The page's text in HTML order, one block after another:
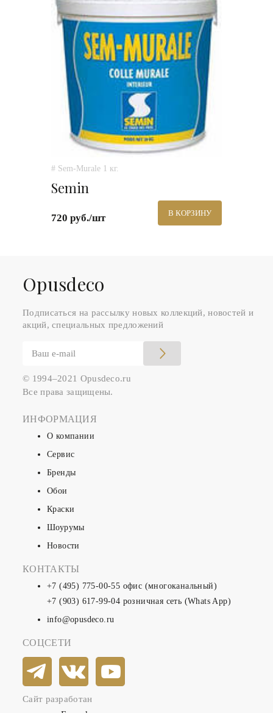
# Sem-Murale 1 кг.
Semin
720 руб./шт В КОРЗИНУ
Оpusdeco
Подписаться на рассылку новых коллекций, новостей и
акций, специальных предложений
© 1994–2021 Opusdeco.ru
Все права защищены.
ИНФОРМАЦИЯ
О компании
Сервис
Бренды
Обои
Краски
Шоурумы
Новости
КОНТАКТЫ
+7 (495) 775-00-55 офис (многоканальный)
+7 (903) 617-99-04 розничная сеть (Whats App)
info@opusdeco.ru
СОЦСЕТИ
Сайт разработан